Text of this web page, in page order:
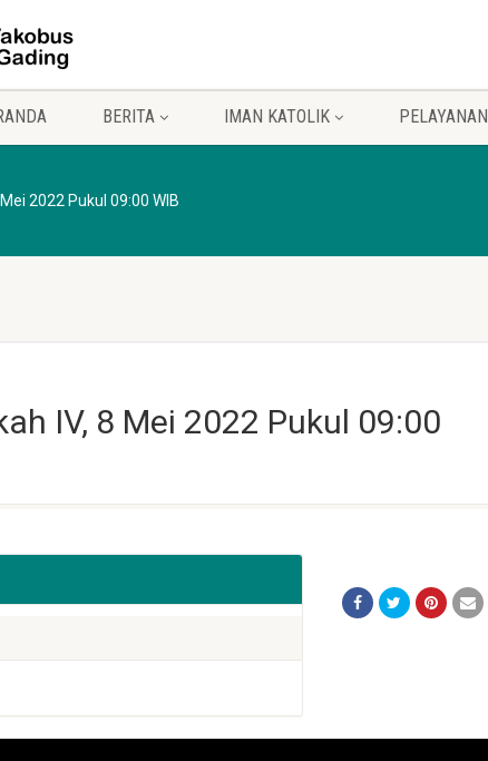
BERITA IMAN KATOLIK PELAYANAN
2022 Pukul 09:00 WIB
IV, 8 Mei 2022 Pukul 09:00